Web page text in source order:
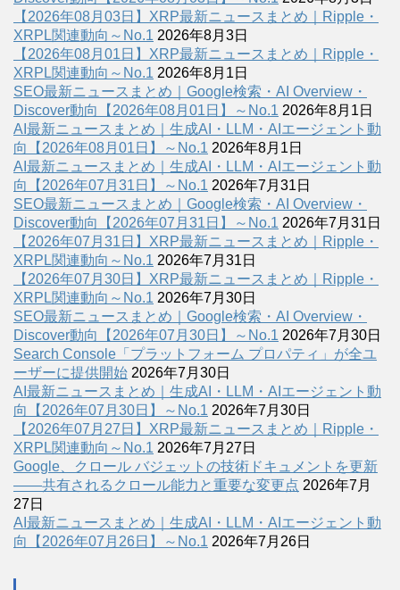
【2026年08月03日】XRP最新ニュースまとめ｜Ripple・
XRPL関連動向～No.1 2026年8月3日
【2026年08月01日】XRP最新ニュースまとめ｜Ripple・
XRPL関連動向～No.1 2026年8月1日
SEO最新ニュースまとめ｜Google検索・AI Overview・
Discover動向【2026年08月01日】～No.1 2026年8月1日
AI最新ニュースまとめ｜生成AI・LLM・AIエージェント動
向【2026年08月01日】～No.1 2026年8月1日
AI最新ニュースまとめ｜生成AI・LLM・AIエージェント動
向【2026年07月31日】～No.1 2026年7月31日
SEO最新ニュースまとめ｜Google検索・AI Overview・
Discover動向【2026年07月31日】～No.1 2026年7月31日
【2026年07月31日】XRP最新ニュースまとめ｜Ripple・
XRPL関連動向～No.1 2026年7月31日
【2026年07月30日】XRP最新ニュースまとめ｜Ripple・
XRPL関連動向～No.1 2026年7月30日
SEO最新ニュースまとめ｜Google検索・AI Overview・
Discover動向【2026年07月30日】～No.1 2026年7月30日
Search Console「プラットフォーム プロパティ」が全ユ
ーザーに提供開始 2026年7月30日
AI最新ニュースまとめ｜生成AI・LLM・AIエージェント動
向【2026年07月30日】～No.1 2026年7月30日
【2026年07月27日】XRP最新ニュースまとめ｜Ripple・
XRPL関連動向～No.1 2026年7月27日
Google、クロール バジェットの技術ドキュメントを更新
――共有されるクロール能力と重要な変更点 2026年7月
27日
AI最新ニュースまとめ｜生成AI・LLM・AIエージェント動
向【2026年07月26日】～No.1 2026年7月26日